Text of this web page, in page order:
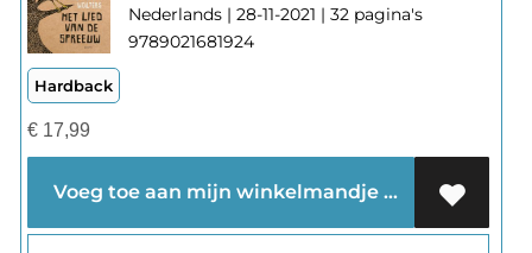
Nederlands | 28-11-2021 | 32 pagina's
9789021681924
Hardback
€17,99
Voeg toe aan mijn winkelmandje